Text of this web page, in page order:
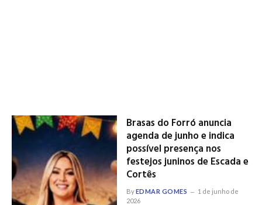
Brasas do Forró anuncia
agenda de junho e indica
possível presença nos
festejos juninos de Escada e
Cortês
ByEDMAR GOMES
1 de junho de
2026